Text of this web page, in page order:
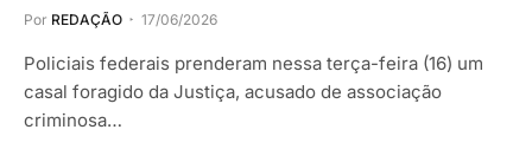
Por REDAÇÃO 17/06/2026
Policiais federais prenderam nessa terça-feira (16) um
casal foragido da Justiça, acusado de associação
criminosa…